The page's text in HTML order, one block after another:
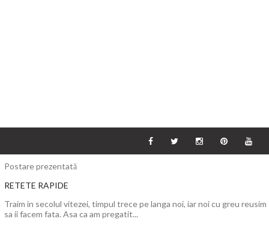
Postare prezentată
RETETE RAPIDE
Traim in secolul vitezei, timpul trece pe langa noi, iar noi cu greu reusim
sa ii facem fata. Asa ca am pregatit...